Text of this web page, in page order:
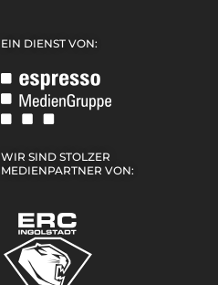
EIN DIENST VON:
WIR SIND STOLZER
MEDIENPARTNER VON: